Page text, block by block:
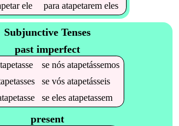
ele paraatapetarem eles
Subjunctive Tenses
past imperfect
se nós atapetássemos
se vós atapetásseis
se eles atapetassem
present